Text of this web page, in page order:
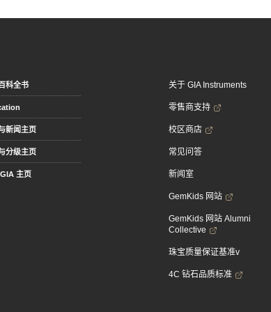
科全书
新闻主页
分级主页
主页
关于 GIA Instruments
零售商支持
校区商店
常见问答
新闻室
GemKids 网站
GemKids 网站 Alumni
Collective
珠宝质量保证基准v
4C 钻石品质标准